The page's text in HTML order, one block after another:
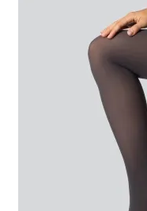
Rozwiń
menu
potomne